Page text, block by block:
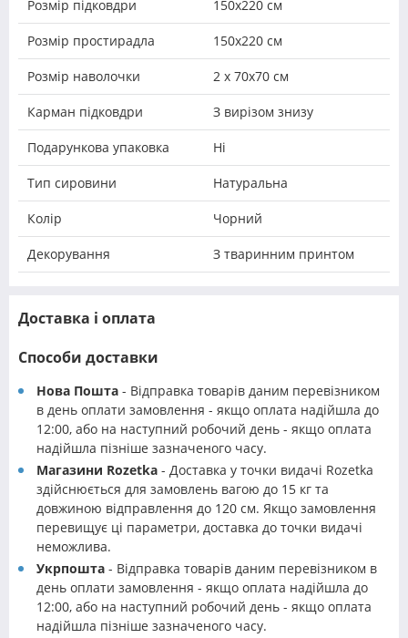
Розмір підковдри 150х220 см
Розмір простирадла 150х220 см
Розмір наволочки 2 х 70х70 см
Карман підковдри З вирізом знизу
Подарункова упаковка Ні
Тип сировини Натуральна
Колір Чорний
Декорування З тваринним принтом
Доставка і оплата
Способи доставки
Нова Пошта - Відправка товарів даним перевізником
в день оплати замовлення - якщо оплата надійшла до
12:00, або на наступний робочий день - якщо оплата
надійшла пізніше зазначеного часу.
Магазини Rozetka - Доставка у точки видачі Rozetka
здійснюється для замовлень вагою до 15 кг та
довжиною відправлення до 120 см. Якщо замовлення
перевищує ці параметри, доставка до точки видачі
неможлива.
Укрпошта - Відправка товарів даним перевізником в
день оплати замовлення - якщо оплата надійшла до
12:00, або на наступний робочий день - якщо оплата
надійшла пізніше зазначеного часу.